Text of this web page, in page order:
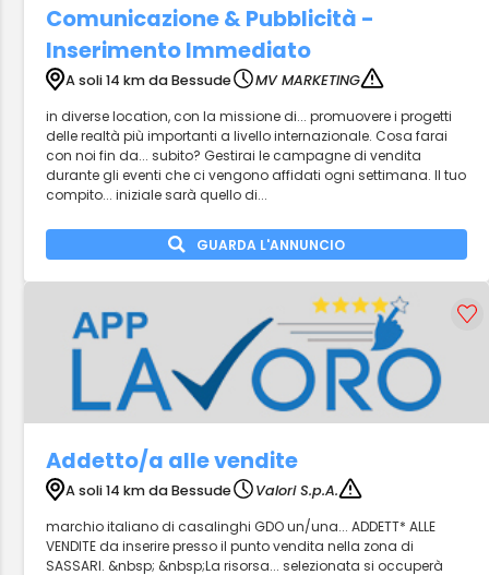
Comunicazione & Pubblicità -
Inserimento Immediato
A soli 14 km da Bessude
MV MARKETING
in diverse location, con la missione di... promuovere i progetti
delle realtà più importanti a livello internazionale. Cosa farai
con noi fin da... subito? Gestirai le campagne di vendita
durante gli eventi che ci vengono affidati ogni settimana. Il tuo
compito... iniziale sarà quello di...
GUARDA L'ANNUNCIO
Addetto/a alle vendite
A soli 14 km da Bessude
Valori S.p.A.
marchio italiano di casalinghi GDO un/una... ADDETT* ALLE
VENDITE da inserire presso il punto vendita nella zona di
SASSARI. &nbsp; &nbsp;La risorsa... selezionata si occuperà